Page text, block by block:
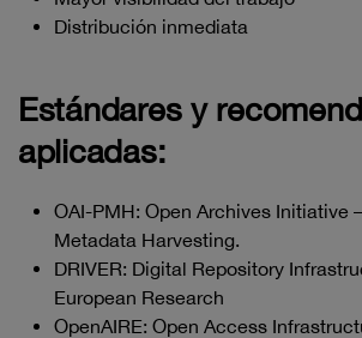
Distribución inmediata
Estándares y
aplicadas:
OAI-PMH: Open Archives Initiative
Metadata Harvesting.
DRIVER: Digital Repository
European Research
OpenAIRE: Open Access